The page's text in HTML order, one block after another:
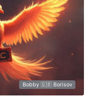
Bobby 🇬🇧 Borisov